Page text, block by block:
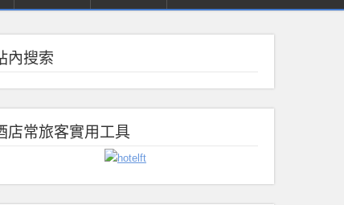
內搜索
店常旅客實用工具